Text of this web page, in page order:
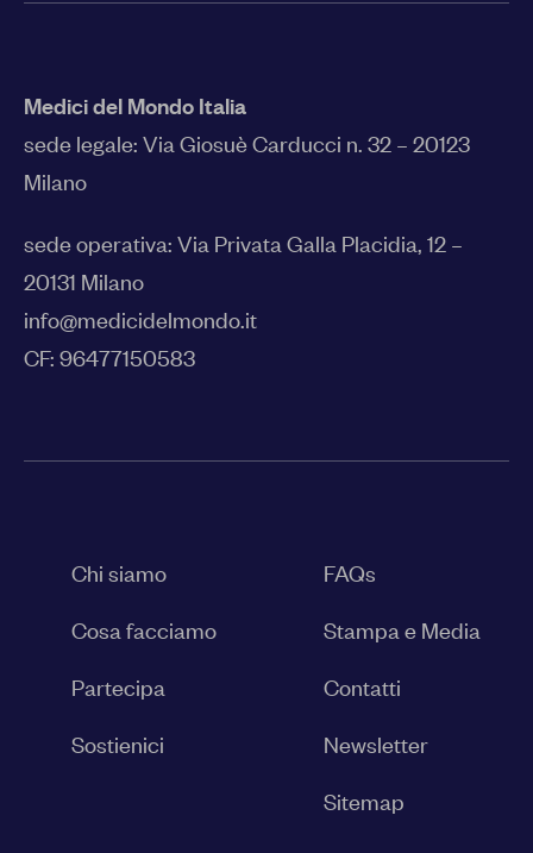
Medici del Mondo Italia
sede legale: Via Giosuè Carducci n. 32 – 20123
Milano
sede operativa: Via Privata Galla Placidia, 12 –
20131 Milano
info@medicidelmondo.it
CF: 96477150583
Chi siamo
Cosa facciamo
Partecipa
Sostienici
FAQs
Stampa e Media
Contatti
Newsletter
Sitemap